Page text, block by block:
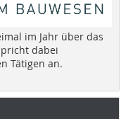
im Jahr über das
dabei
Tätigen an.